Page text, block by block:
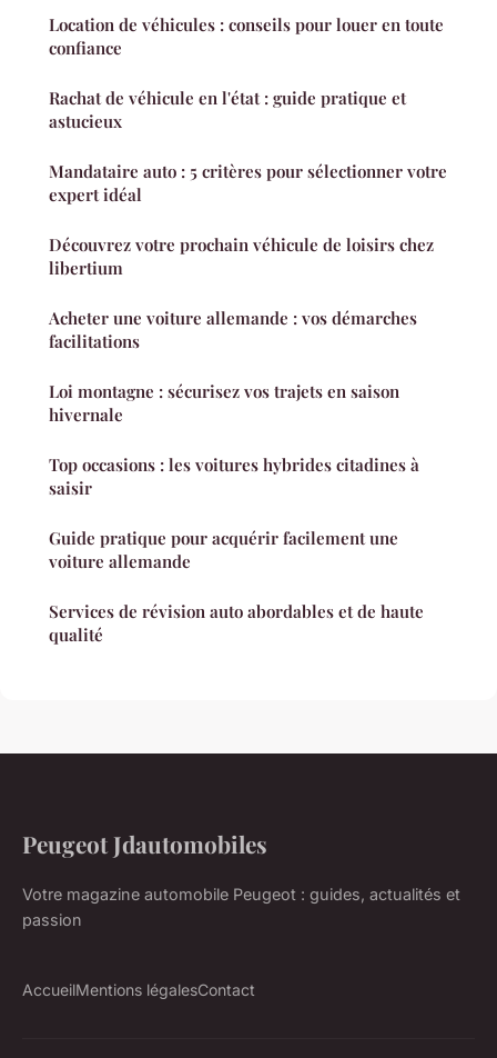
Location de véhicules : conseils pour louer en toute
confiance
Rachat de véhicule en l'état : guide pratique et
astucieux
Mandataire auto : 5 critères pour sélectionner votre
expert idéal
Découvrez votre prochain véhicule de loisirs chez
libertium
Acheter une voiture allemande : vos démarches
facilitations
Loi montagne : sécurisez vos trajets en saison
hivernale
Top occasions : les voitures hybrides citadines à
saisir
Guide pratique pour acquérir facilement une
voiture allemande
Services de révision auto abordables et de haute
qualité
Peugeot Jdautomobiles
Votre magazine automobile Peugeot : guides, actualités et
passion
AccueilMentions légalesContact